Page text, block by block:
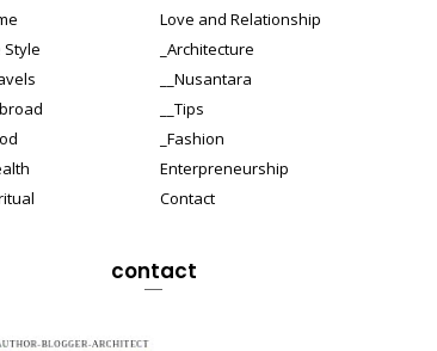
Love and Relationship
Style
_Architecture
__Nusantara
__Tips
_Fashion
Enterpreneurship
Contact
contact